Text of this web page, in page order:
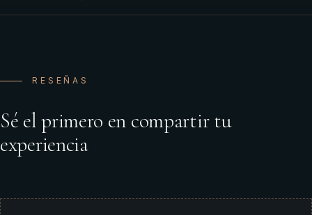
RESEÑAS
Sé el primero en compartir tu
experiencia